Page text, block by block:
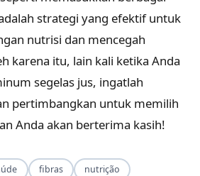
strategi yang efektif untuk
nutrisi dan mencegah
karena itu, lain kali ketika Anda
segelas jus, ingatlah
pertimbangkan untuk memilih
Anda akan berterima kasih!
fibras nutrição